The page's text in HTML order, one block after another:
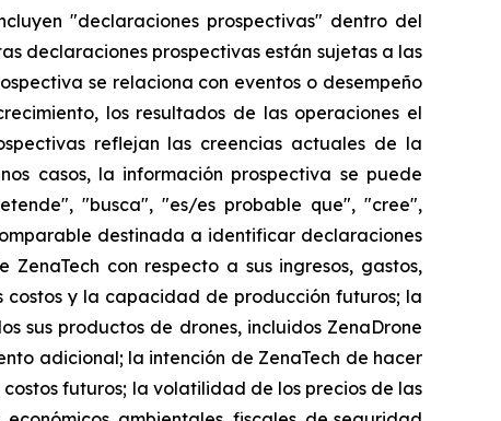
"declaraciones prospectivas" dentro del
declaraciones prospectivas están sujetas a las
se relaciona con eventos o desempeño
los resultados de las operaciones el
reflejan las creencias actuales de la
casos, la información prospectiva se puede
"busca", "es/es probable que", "cree",
destinada a identificar declaraciones
con respecto a sus ingresos, gastos,
costos y la capacidad de producción futuros; la
sus productos de drones, incluidos ZenaDrone
adicional; la intención de ZenaTech de hacer
futuros; la volatilidad de los precios de las